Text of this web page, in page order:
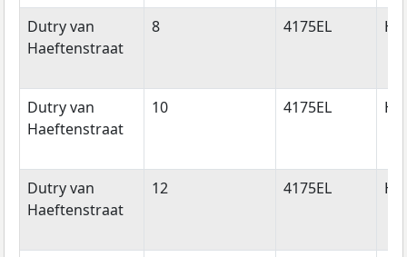
Dutry van
Haeftenstraat
8 4175EL
Dutry van
Haeftenstraat
10 4175EL
Dutry van
Haeftenstraat
12 4175EL